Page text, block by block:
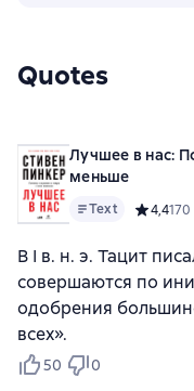
Quotes
Лучшее в нас:
меньше
Text Средний
4,4170
В I в. н. э. Тацит
совершаются по
одобрения
всех».
50 0